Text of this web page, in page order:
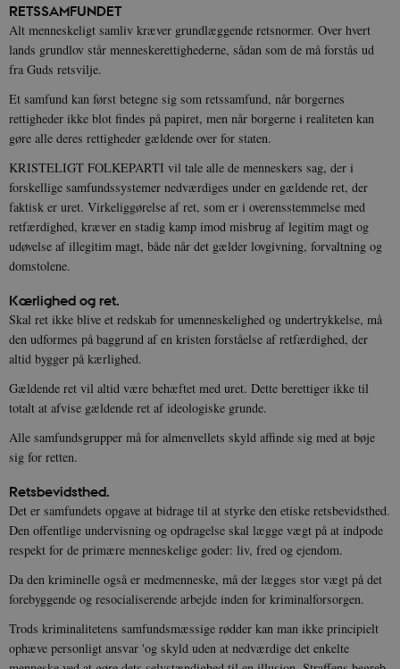
RETSSAMFUNDET
Alt menneskeligt samliv kræver grundlæggende retsnormer. Over hvert
lands grundlov står menneskerettighederne, sådan som de må forstås ud
fra Guds retsvilje.
Et samfund kan først betegne sig som retssamfund, når borgernes
rettigheder ikke blot findes på papiret, men når borgerne i realiteten kan
gøre alle deres rettigheder gældende over for staten.
KRISTELIGT FOLKEPARTI vil tale alle de menneskers sag, der i
forskellige samfundssystemer nedværdiges under en gældende ret, der
faktisk er uret. Virkeliggørelse af ret, som er i overensstemmelse med
retfærdighed, kræver en stadig kamp imod misbrug af legitim magt og
udøvelse af illegitim magt, både når det gælder lovgivning, forvaltning og
domstolene.
Kærlighed og ret.
Skal ret ikke blive et redskab for umenneskelighed og undertrykkelse, må
den udformes på baggrund af en kristen forståelse af retfærdighed, der
altid bygger på kærlighed.
Gældende ret vil altid være behæftet med uret. Dette berettiger ikke til
totalt at afvise gældende ret af ideologiske grunde.
Alle samfundsgrupper må for almenvellets skyld affinde sig med at bøje
sig for retten.
Retsbevidsthed.
Det er samfundets opgave at bidrage til at styrke den etiske retsbevidsthed.
Den offentlige undervisning og opdragelse skal lægge vægt på at indpode
respekt for de primære menneskelige goder: liv, fred og ejendom.
Da den kriminelle også er medmenneske, må der lægges stor vægt på det
forebyggende og resocialiserende arbejde inden for kriminalforsorgen.
Trods kriminalitetens samfundsmæssige rødder kan man ikke principielt
ophæve personligt ansvar 'og skyld uden at nedværdige det enkelte